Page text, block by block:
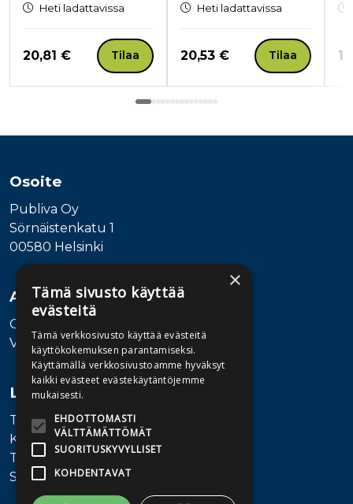
Heti ladattavissa
Hinta nyt
20,81 € Tilaa
Heti ladattavissa
Hinta nyt
20,53 € Tilaa
Osoite
Publiva Oy
Sörnäistenkatu 1
00580 Helsinki
Asiakaspalvelu
Ota yhteyttä
Vaihde: 010 345100
Lisätietoa
Toimitusehdot
Käyttöohjeet
Tietosuojaseloste
Saavutettavuusseloste
×
Tämä sivusto käyttää
evästeitä
Tämä verkkosivusto käyttää evästeitä
käyttökokemuksen parantamiseksi.
Käyttämällä verkkosivustoamme hyväksyt
kaikki evästeet evästekäytäntöjemme
mukaisesti.
EHDOTTOMASTI
VÄLTTÄMÄTTÖMÄT
SUORITUSKYVYLLISET
KOHDENTAVAT